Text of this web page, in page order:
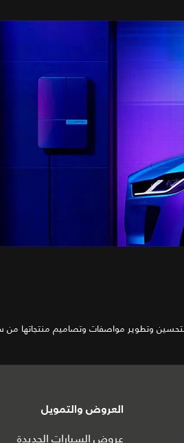
وتطوير مواصفات وتصاميم منتجاتها من
العروض والتمويل
عروض السيارات الجديدة